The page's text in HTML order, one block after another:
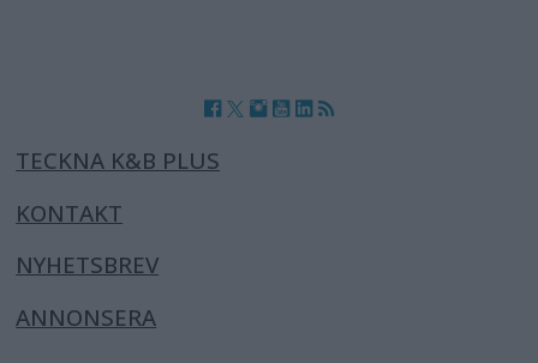
TECKNA K&B PLUS
KONTAKT
NYHETSBREV
ANNONSERA